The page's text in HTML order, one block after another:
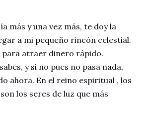
más y una vez más, te doy la
a mi pequeño rincón celestial.
para atraer dinero rápido.
y si no pues no pasa nada,
ahora. En el reino espiritual , los
los seres de luz que más